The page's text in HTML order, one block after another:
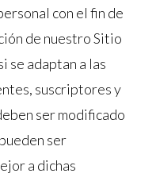
con el fin de
de nuestro Sitio
se adaptan a las
suscriptores y
ser modificado
ser
a dichas